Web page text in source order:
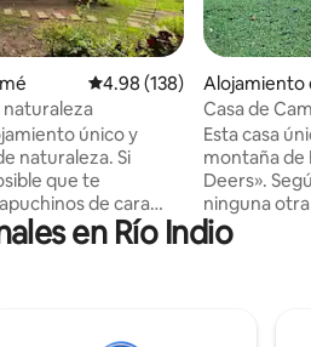
reseñasCalificación promedio: 4.98
4.98 (138)
naturaleza
único y
naturaleza. Si
que te
de cara
de tu dormitorio
de aves,
lo largo del río. Con
Alojamiento
ón
Casa de
Esta casa
montaña de
Deers».
ninguna
una madera
cimientos
en Río Indio